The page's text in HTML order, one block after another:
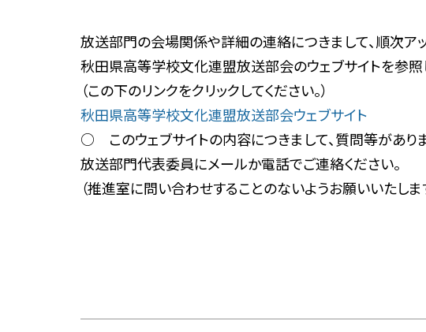
放送部門の会場関係や詳細の連絡につきまして、順次ア
秋田県高等学校文化連盟放送部会のウェブサイトを参照
（この下のリンクをクリックしてください。）
秋田県高等学校文化連盟放送部会ウェブサイト
○ このウェブサイトの内容につきまして、質問等がありま
放送部門代表委員にメールか電話でご連絡ください。
（推進室に問い合わせすることのないようお願いいたします